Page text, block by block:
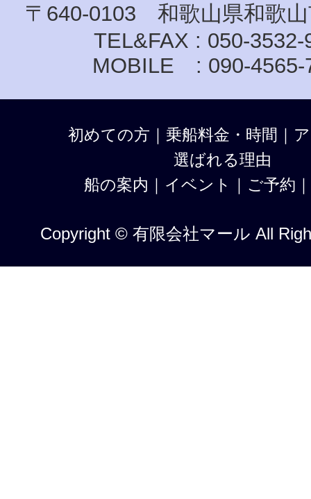
〒640-0103 和歌山県和歌山
TEL&FAX : 050-3532-
MOBILE : 090-4565-
初めての方 ｜ 乗船料金・時間 ｜
選ばれる理由
船の案内 ｜ イベント ｜ ご予約 ｜
Copyright © 有限会社マール All